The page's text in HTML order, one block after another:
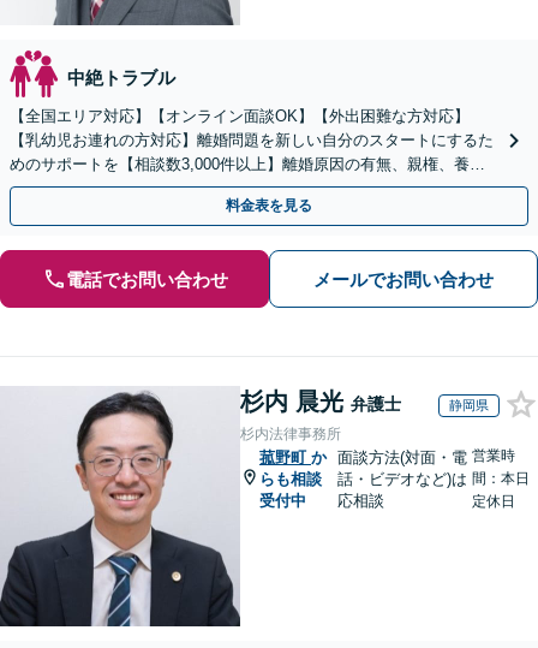
中絶トラブル
【全国エリア対応】【オンライン面談OK】【外出困難な方対応】
【乳幼児お連れの方対応】離婚問題を新しい自分のスタートにするた
めのサポートを【相談数3,000件以上】離婚原因の有無、親権、養育
費、財産分与、慰謝料請求【夜間・休日相談可】
料金表を見る
電話でお問い合わせ メールでお問い合わせ
杉内 晨光 弁護士 静岡県
杉内法律事務所
菰野町 か
らも相談
受付中
面談方法(対面・電
話・ビデオなど)は
応相談
営業時
間：本日
定休日